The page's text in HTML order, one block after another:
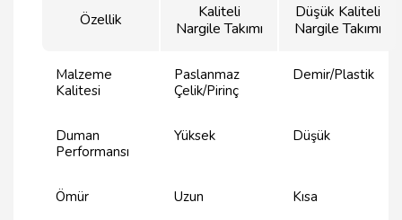
Özellik
Kaliteli
Nargile Takımı
Düşük Kaliteli
Nargile Takımı
Malzeme
Kalitesi
Paslanmaz
Çelik/Pirinç
Demir/Plastik
Duman
Performansı
Yüksek Düşük
Ömür Uzun Kısa